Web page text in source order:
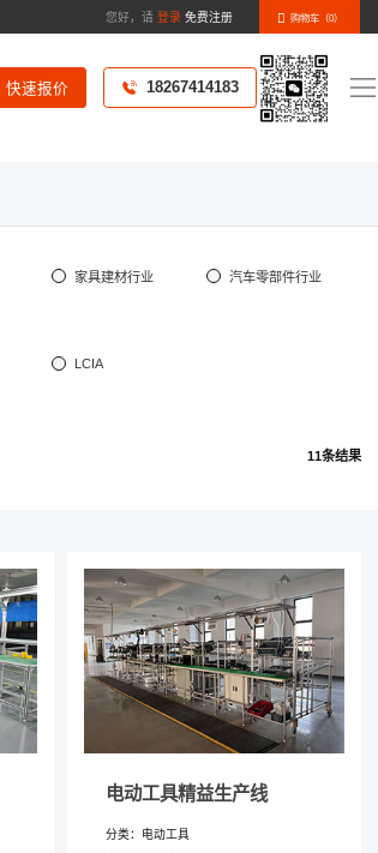
您好，请 登录 免费注册 购物车（0）
快速报价 18267414183
家具建材行业 汽车零部件行业
LCIA
11条结果
电动工具精益生产线
分类：电动工具